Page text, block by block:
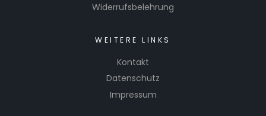
Widerrufsbelehrung
WEITERE LINKS
Kontakt
Datenschutz
Impressum